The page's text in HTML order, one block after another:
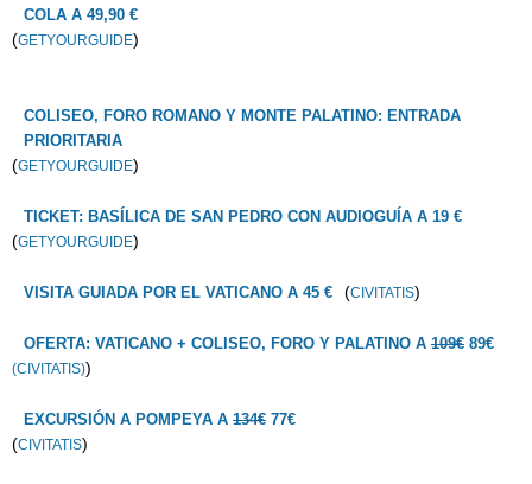
COLA A 49,90 €
(GETYOURGUIDE)
COLISEO, FORO ROMANO Y MONTE PALATINO: ENTRADA
PRIORITARIA
(GETYOURGUIDE)
TICKET: BASÍLICA DE SAN PEDRO CON AUDIOGUÍA A 19 €
(GETYOURGUIDE)
VISITA GUIADA POR EL VATICANO A 45 € (CIVITATIS)
OFERTA: VATICANO + COLISEO, FORO Y PALATINO A 109€ 89€
(CIVITATIS))
EXCURSIÓN A POMPEYA A 134€ 77€
(CIVITATIS)